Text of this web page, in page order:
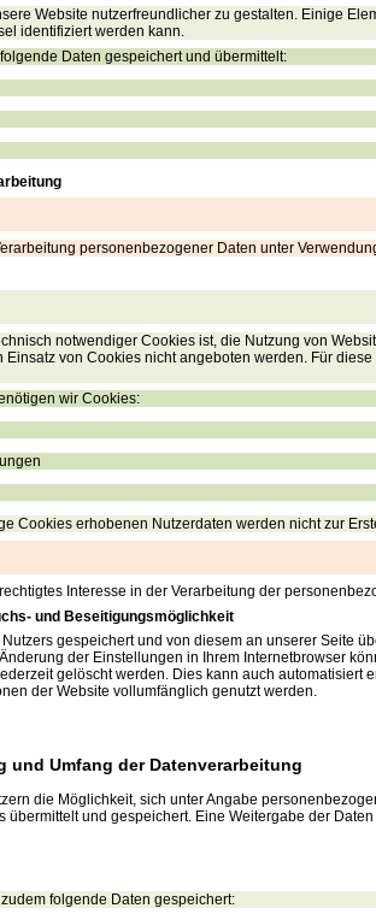
Website nutzerfreundlicher zu gestalten. Einige
identifiziert werden kann.
Daten gespeichert und übermittelt:
personenbezogener Daten unter
notwendiger Cookies ist, die Nutzung von
Einsatz von Cookies nicht angeboten werden. Für
wir Cookies:
Cookies erhobenen Nutzerdaten werden nicht zur
Interesse in der Verarbeitung der
und Beseitigungsmöglichkeit
gespeichert und von diesem an unserer Seite
der Einstellungen in Ihrem Internetbrowser
gelöscht werden. Dies kann auch automatisiert
der Website vollumfänglich genutzt werden.
und Umfang der Datenverarbeitung
die Möglichkeit, sich unter Angabe
und gespeichert. Eine Weitergabe der
folgende Daten gespeichert: